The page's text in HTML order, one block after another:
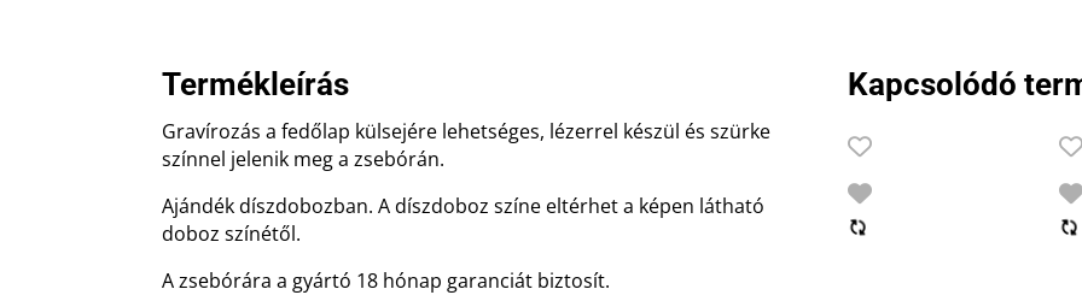
Termékleírás
Gravírozás a fedőlap külsejére lehetséges, lézerrel készül és szürke
színnel jelenik meg a zsebórán.
Ajándék díszdobozban. A díszdoboz színe eltérhet a képen látható
doboz színétől.
A zsebórára a gyártó 18 hónap garanciát biztosít.
Kapcsolódó